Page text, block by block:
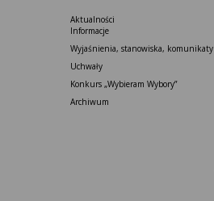
Aktualności
Informacje
Wyjaśnienia, stanowiska, komunikaty
Uchwały
Konkurs „Wybieram Wybory”
Archiwum